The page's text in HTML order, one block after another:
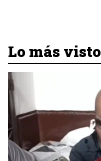
Lo más visto